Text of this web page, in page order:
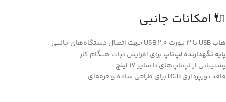
🔌 امکانات جانبی
هاب USB
با 3 پورت USB 2.0 جهت اتصال دستگاه‌های جانبی
پایه نگهدارنده لپ‌تاپ برای افزایش ثبات هنگام کار
پشتیبانی از لپ‌تاپ‌های تا سایز17 اینچ
فاقد نورپردازی RGB برای طراحی ساده و حرفه‌ای